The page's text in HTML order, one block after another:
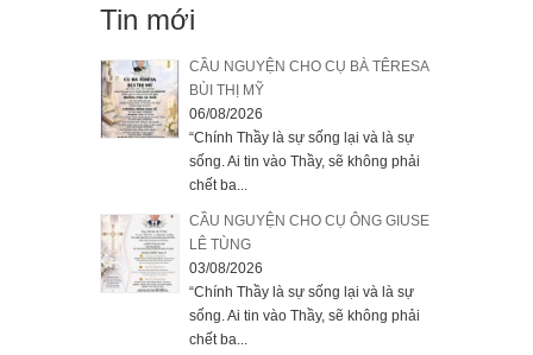
Tin mới
CẦU NGUYỆN CHO CỤ BÀ TÊRESA
BÙI THỊ MỸ
06/08/2026
“Chính Thầy là sự sống lại và là sự
sống. Ai tin vào Thầy, sẽ không phải
chết ba...
CẦU NGUYỆN CHO CỤ ÔNG GIUSE
LÊ TÙNG
03/08/2026
“Chính Thầy là sự sống lại và là sự
sống. Ai tin vào Thầy, sẽ không phải
chết ba...